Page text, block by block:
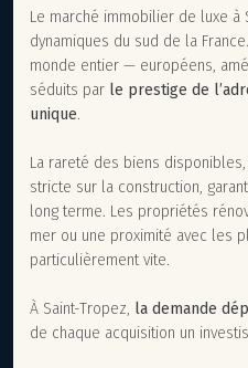
Le marché immobilier de luxe à
dynamiques du sud de la
monde entier — européens,
séduits par le prestige de
unique.
La rareté des biens
stricte sur la construction,
long terme. Les propriétés
mer ou une proximité avec les
particulièrement vite.
À Saint-Tropez, la demande
de chaque acquisition un